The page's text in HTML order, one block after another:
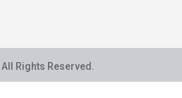
Rights Reserved.